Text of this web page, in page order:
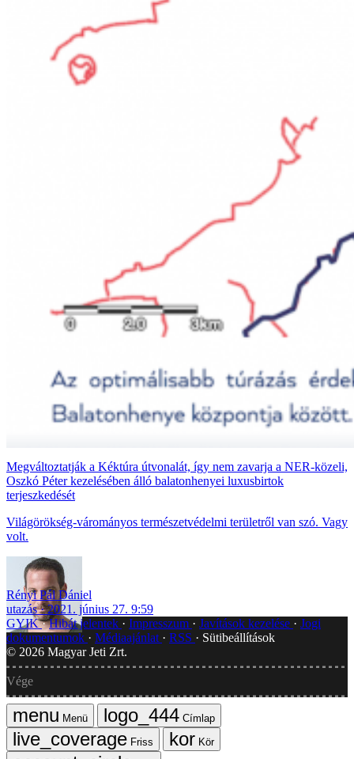
Megváltoztatják a Kéktúra útvonalát, így nem zavarja a NER-közeli,
Oszkó Péter kezelésében álló balatonhenyei luxusbirtok
terjeszkedését
Világörökség-várományos természetvédelmi területről van szó. Vagy
volt.
Rényi Pál Dániel
utazás
2021. június 27. 9:59
GYIK Hibát jelentek Impresszum Javítások kezelése
Jogi
dokumentumok
Médiaajánlat RSS
Sütibeállítások
© 2026 Magyar Jeti Zrt.
Vége
Menü
Címlap
Friss
Kör